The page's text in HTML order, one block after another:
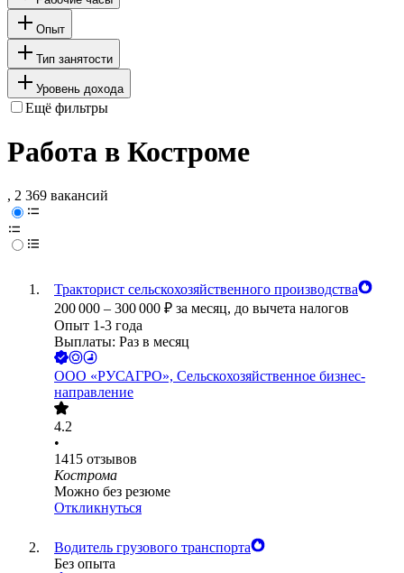
Опыт
Тип занятости
Уровень дохода
Ещё фильтры
Работа в Костроме
, 2 369 вакансий
Тракторист сельскохозяйственного производства
200 000 – 300 000 ₽ за месяц, до вычета налогов
Опыт 1-3 года
Выплаты: Раз в месяц
ООО «РУСАГРО», Сельскохозяйственное бизнес-
направление
4.2
•
1415 отзывов
Кострома
Можно без резюме
Откликнуться
Водитель грузового транспорта
Без опыта